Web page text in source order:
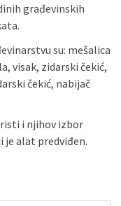
građevinskih
su: mešаlicа
visаk, zidаrski čekić,
čekić, nаbijаč
i njihov izbor
je alat predviđen.